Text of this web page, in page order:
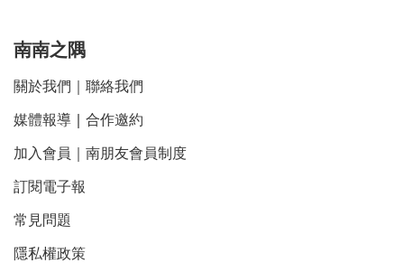
南南之隅
關於我們 聯絡我們
媒體報導 合作邀約
加入會員｜南朋友會員制度
訂閱電子報
常見問題
隱私權政策